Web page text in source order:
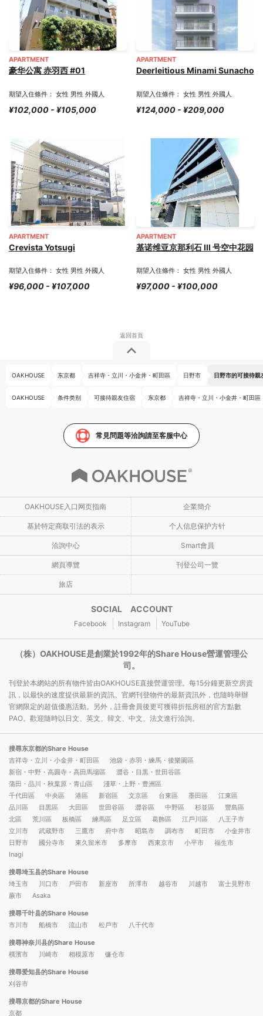
APARTMENT
豪华公寓 赤羽西 #01
期望入住條件： 女性 男性 外國人
¥102,000 - ¥105,000
APARTMENT
Deerleitious Minami Sunacho
期望入住條件： 女性 男性 外國人
¥124,000 - ¥209,000
APARTMENT
Crevista Yotsugi
期望入住條件： 女性 男性 外國人
¥96,000 - ¥107,000
APARTMENT
基诺维亚京那利石 III 号空中花园
期望入住條件： 女性 男性 外國人
¥97,000 - ¥100,000
OAKHOUSE 东京都 吉祥寺・立川・小金井・町田區 日野市 日野市的可接待親
OAKHOUSE 条件类别 可接待親友住宿 东京都 吉祥寺・立川・小金井・町田區
常見問題等洽詢請至客服中心
OAKHOUSE入口网页指南 企業簡介
基於特定商取引法的表示 个人信息保护方针
洽詢中心 Smart會員
網頁導覽 刊登公司一覽
旅店
SOCIAL ACCOUNT
Facebook Instagram YouTube
（株）OAKHOUSE是創業於1992年的Share House營運管理公
司。
刊登於本網站的所有物件皆由OAKHOUSE直接營運管理。每15分鐘更新空房資
訊，以最快的速度提供最新的資訊。官網刊登物件的最新資訊外，也隨時舉辦
官網限定的超值優惠活動。另外，註冊會員後更可獲得折抵房租的官方點數
PAO。歡迎隨時以日文、英文、韓文、中文、法文進行洽詢。
搜尋东京都的Share House
吉祥寺・立川・小金井・町田區
池袋・赤羽・練馬・後樂園區
新宿・中野・高圓寺・高田馬場區
澀谷・目黒・世田谷區
蒲田・品川・秋葉原・青山區
淺草・上野・豊洲區
千代田區
中央區 港區 新宿區 文京區 台東區 墨田區
江東區
品川區
目黒區 大田區 世田谷區 澀谷區 中野區 杉並區
豐島區
北區
荒川區 板橋區 練馬區 足立區 葛飾區 江戶川區
八王子市
立川市
武蔵野市 三鷹市 府中市 昭島市 調布市 町田市
小金井市
日野市
國分寺市 東久留米市 多摩市 西東京市 小平市
福生市
Inagi
搜尋埼玉县的Share House
埼玉市
川口市 戶田市 新座市 所澤市 越谷市 川越市
富士見野市
蕨市
Asaka
搜尋千叶县的Share House
市川市
船橋市 流山市 松戶市 八千代市
搜尋神奈川县的Share House
橫濱市
川崎市 相模原市 镰仓市
搜尋爱知县的Share House
刈谷市
搜尋京都的Share House
京都